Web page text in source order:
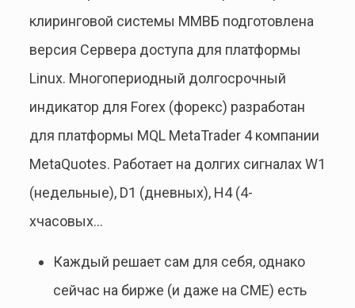
клиринговой системы ММВБ подготовлена
версия Сервера доступа для платформы
Linux. Многопериодный долгосрочный
индикатор для Forex (форекс) разработан
для платформы MQL MetaTrader 4 компании
MetaQuotes. Работает на долгих сигналах W1
(недельные), D1 (дневных), H4 (4-
хчасовых…
Каждый решает сам для себя, однако
сейчас на бирже (и даже на CME) есть